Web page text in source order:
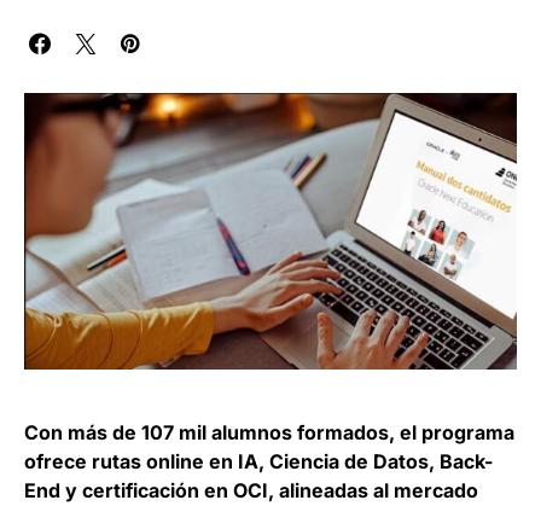
Con más de 107 mil alumnos formados, el programa
ofrece rutas online en IA, Ciencia de Datos, Back-
End y certificación en OCI, alineadas al mercado